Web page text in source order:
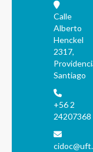
Calle
Alberto
Henckel
2317,
Santiago
+56 2
24207368